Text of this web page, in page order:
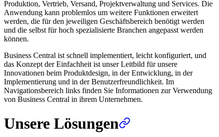
Produktion, Vertrieb, Versand, Projektverwaltung und Services. Die
Anwendung kann problemlos um weitere Funktionen erweitert
werden, die für den jeweiligen Geschäftsbereich benötigt werden
und die selbst für hoch spezialisierte Branchen angepasst werden
können.
Business Central ist schnell implementiert, leicht konfiguriert, und
das Konzept der Einfachheit ist unser Leitbild für unsere
Innovationen beim Produktdesign, in der Entwicklung, in der
Implementierung und in der Benutzerfreundlichkeit. Im
Navigationsbereich links finden Sie Informationen zur Verwendung
von Business Central in ihrem Unternehmen.
Unsere Lösungen